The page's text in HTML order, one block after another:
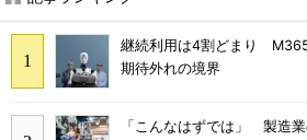
継続利用は4割どまり
期待外れの境界
「こんなはずでは」 製造